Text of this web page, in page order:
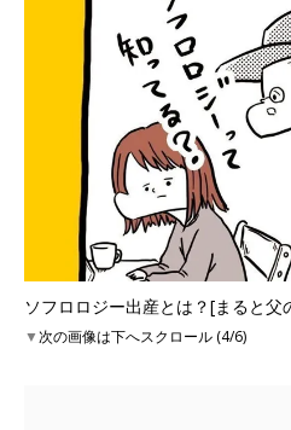
ソフロロジー出産とは？[まると
▼次の画像は下へスクロール (4/6)